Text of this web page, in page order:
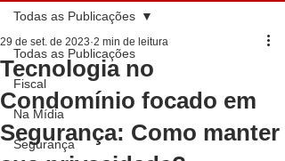
Todas as Publicações
Fiscal
Na Mídia
Segurança
Todas as Publicações
Tecnologia no
Condomínio focado em
Segurança: Como manter
29 de set. de 2023 2 min de leitura